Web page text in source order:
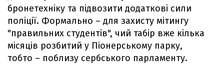
бронетехніку та підвозити додаткові сили
поліції. Формально – для захисту мітингу
"правильних студентів", чий табір вже кілька
місяців розбитий у Піонерському парку,
тобто – поблизу сербського парламенту.